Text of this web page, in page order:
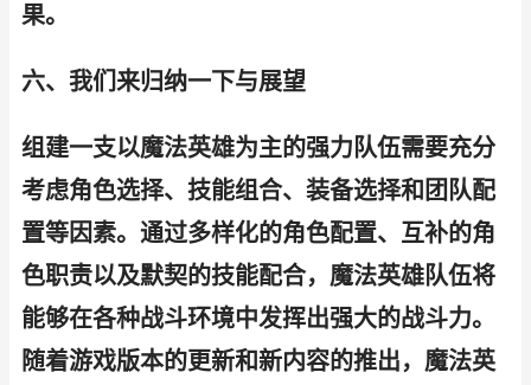
果。
六、我们来归纳一下与展望
组建一支以魔法英雄为主的强力队伍需要充分
考虑角色选择、技能组合、装备选择和团队配
置等因素。通过多样化的角色配置、互补的角
色职责以及默契的技能配合，魔法英雄队伍将
能够在各种战斗环境中发挥出强大的战斗力。
随着游戏版本的更新和新内容的推出，魔法英